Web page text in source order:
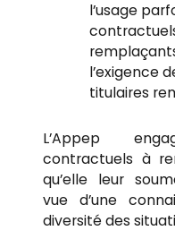
l’usage
l’exigence
titulaires
L’Appep
contractuels à
qu’elle leur
vue d’une
diversité des